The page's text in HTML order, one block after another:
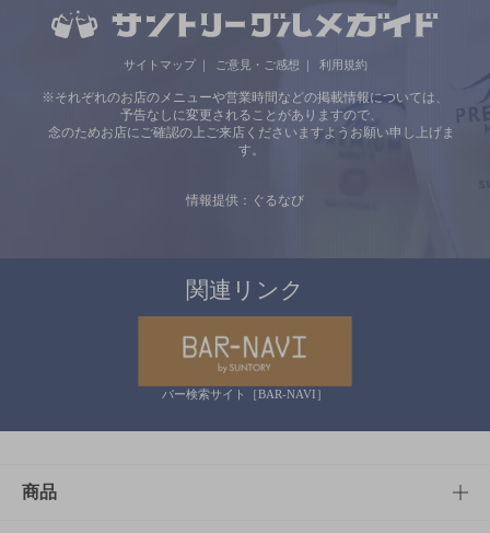
サイトマップ ご意見・ご感想 利用規約
※それぞれのお店のメニューや営業時間などの掲載情報については、
予告なしに変更されることがありますので、
念のためお店にご確認の上ご来店くださいますようお願い申し上げま
す。
情報提供：ぐるなび
関連リンク
バー検索サイト［BAR-NAVI］
商品